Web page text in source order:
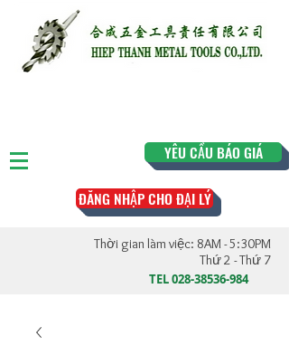
YÊU CẦU BÁO GIÁ
ĐĂNG NHẬP CHO ĐẠI LÝ
Thời gian làm việc: 8AM - 5:30PM
Thứ 2 - Thứ 7
TEL028-38536-984